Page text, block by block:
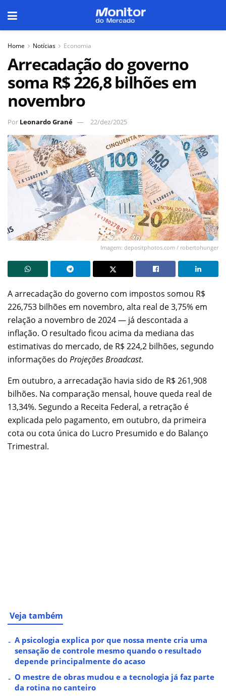
Home Notícias Economia
Arrecadação do governo
soma R$ 226,8 bilhões em
novembro
Por Leonardo Grané 22/dez/2025
Imagem: depositphotos.com / robertohunger
A arrecadação do governo com impostos somou R$
226,753 bilhões em novembro, alta real de 3,75% em
relação a novembro de 2024 — já descontada a
inflação. O resultado ficou acima da mediana das
estimativas do mercado, de R$ 224,2 bilhões, segundo
informações do Projeções Broadcast.
Em outubro, a arrecadação havia sido de R$ 261,908
bilhões. Na comparação mensal, houve queda real de
13,34%. Segundo a Receita Federal, a retração é
explicada pelo pagamento, em outubro, da primeira
cota ou cota única do Lucro Presumido e do Balanço
Trimestral.
Veja também
A psicologia explica por que nossa mente cria uma
sensação de controle mesmo quando o resultado
depende principalmente do acaso
O mestre de obras mudou e a tecnologia já faz parte
da rotina no canteiro